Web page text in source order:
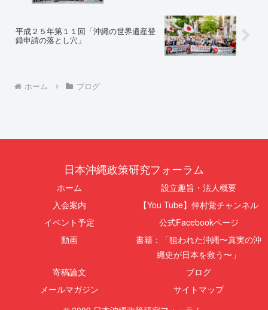
平成２５年第１１回「沖縄の世界遺産登
録申請の落とし穴」
ホーム ブログ
日本沖縄政策研究フォーラム
ホーム
設立趣旨・法人概要
入会案内
【You Tube】仲村覚チャンネル
イベント予定
公式Facebookページ
動画
書籍：「狙われた沖縄〜真実の沖
縄史が日本を救う〜」
寄稿論文
ブログ
メールマガジン
サイトマップ